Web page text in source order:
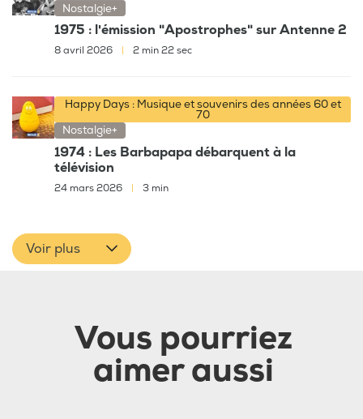
Nostalgie+
1975 : l'émission "Apostrophes" sur Antenne 2
8 avril 2026 | 2 min 22 sec
Happy Days : Musique et souvenirs des années 60 et
70
Nostalgie+
1974 : Les Barbapapa débarquent à la
télévision
24 mars 2026 3 min
Voir plus
Vous pourriez
aimer aussi